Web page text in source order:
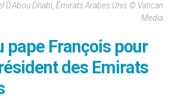
D'Abou Dhabi, Emirats Arabes Unis © Vatican
Media
pape François pour
des Emirats